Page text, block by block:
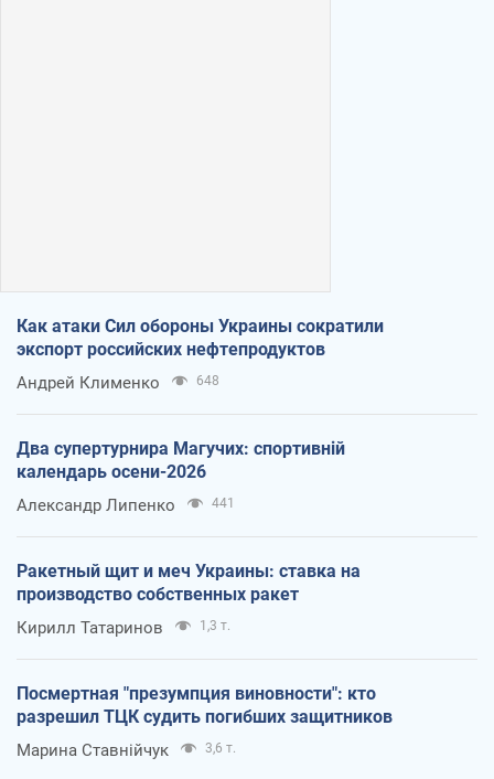
Как атаки Сил обороны Украины сократили
экспорт российских нефтепродуктов
Андрей Клименко 648
Два супертурнира Магучих: спортивній
календарь осени-2026
Александр Липенко 441
Ракетный щит и меч Украины: ставка на
производство собственных ракет
Кирилл Татаринов 1,3 т.
Посмертная "презумпция виновности": кто
разрешил ТЦК судить погибших защитников
Марина Ставнійчук 3,6 т.